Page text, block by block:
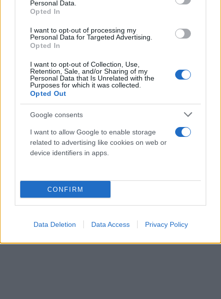
Personal Data.
Opted In
I want to opt-out of processing my
Personal Data for Targeted Advertising.
Opted In
I want to opt-out of Collection, Use,
Retention, Sale, and/or Sharing of my
Personal Data that Is Unrelated with the
Purposes for which it was collected.
Opted Out
Google consents
I want to allow Google to enable storage
related to advertising like cookies on web or
device identifiers in apps.
CONFIRM
Data Deletion Data Access Privacy Policy
Η Google θέτει σε λειτουργία το ηλεκτρονικό
πορτοφόλι για παιδιά
10.08.2026 ΠΑΎΛΟΣ ΠΑΠΑΠΑΎΛΟΥ